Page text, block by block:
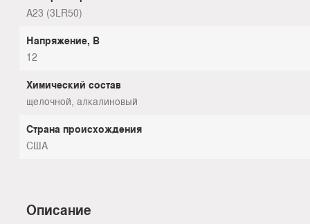
А23 (3LR50)
Напряжение, В
12
Химический состав
щелочной, алкалиновый
Страна происхождения
США
Описание